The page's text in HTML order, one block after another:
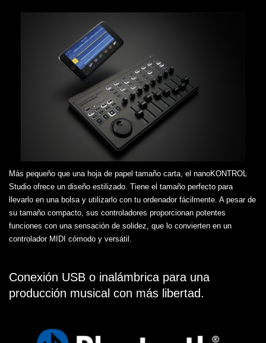
Más pequeño que una hoja de papel tamaño carta, el nanoKONTROL
Studio ofrece un diseño estilizado. Tiene el tamaño perfecto para
llevarlo en una bolsa y utilizarlo con tu ordenador fácilmente. A pesar de
su tamaño compacto, sus controladores proporcionan potentes
funciones con una sensación de solidez, que lo convierten en un
controlador MIDI cómodo y versátil.
Conexión USB o inalámbrica para una
producción musical con más libertad.